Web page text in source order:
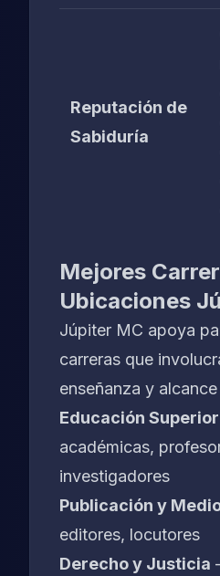
Reputación de
Sabiduría
Mejores
Ubicaciones
Júpiter MC apoya
carreras que
enseñanza y
Educación Superior
académicas,
investigadores
Publicación y
editores, locutores
Derecho y Justicia